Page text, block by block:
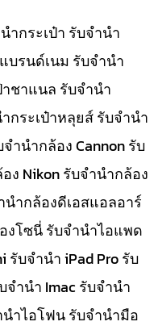
กระเป๋า รับจำนำ
บรนด์เนม รับจำนำ
าชาแนล รับจำนำ
ำกระเป๋าหลุยส์ รับจำนำ
ำนำกล้อง Cannon รับ
Nikon รับจำนำกล้อง
นำกล้องดีเอสแอลอาร์
งโซนี่ รับจำนำไอแพด
รับจำนำ iPad Pro รับ
ำนำ Imac รับจำนำ
นำไอโฟน รับจำนำมือ